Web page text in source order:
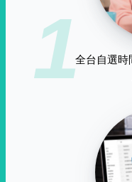
1全台自選時